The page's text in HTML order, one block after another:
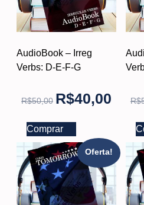
AudioBook – Irreg
Verbs: D-E-F-G
R$50,00 R$40,00
Comprar
R$
Oferta!